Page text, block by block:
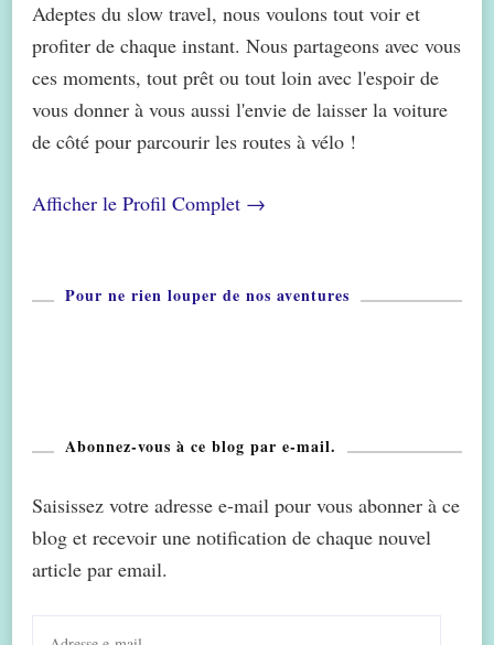
Adeptes du slow travel, nous voulons tout voir et
profiter de chaque instant. Nous partageons avec vous
ces moments, tout prêt ou tout loin avec l'espoir de
vous donner à vous aussi l'envie de laisser la voiture
de côté pour parcourir les routes à vélo !
Afficher le Profil Complet →
Pour ne rien louper de nos aventures
Abonnez-vous à ce blog par e-mail.
Saisissez votre adresse e-mail pour vous abonner à ce
blog et recevoir une notification de chaque nouvel
article par email.